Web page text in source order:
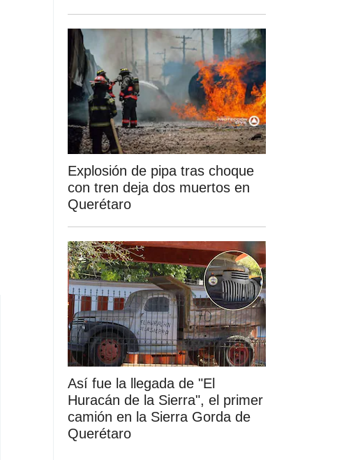
Explosión de pipa tras choque
con tren deja dos muertos en
Querétaro
Así fue la llegada de "El
Huracán de la Sierra", el primer
camión en la Sierra Gorda de
Querétaro